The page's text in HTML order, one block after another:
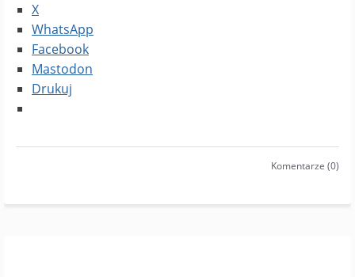
X
WhatsApp
Facebook
Mastodon
Drukuj
Komentarze (0)